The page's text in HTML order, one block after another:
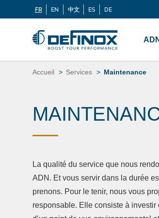
Langues
FR EN 中文 ES DE
Aller
au
contenu
ADN
Si vous recherchez une
Accueil Services Maintenance
La qualité du service que nous
ADN. Et vous servir dans la durée
prenons. Pour le tenir, nous vous
responsable. Elle consiste à